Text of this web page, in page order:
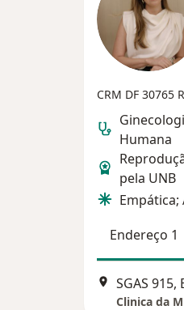
CRM DF 30765
Humana
pela UNB
Endereço 1
SGAS 915,
Clinica da